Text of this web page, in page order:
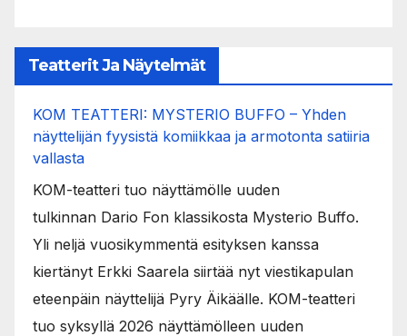
Teatterit Ja Näytelmät
KOM TEATTERI: MYSTERIO BUFFO – Yhden
näyttelijän fyysistä komiikkaa ja armotonta satiiria
vallasta
KOM-teatteri tuo näyttämölle uuden
tulkinnan Dario Fon klassikosta Mysterio Buffo.
Yli neljä vuosikymmentä esityksen kanssa
kiertänyt Erkki Saarela siirtää nyt viestikapulan
eteenpäin näyttelijä Pyry Äikäälle. KOM-teatteri
tuo syksyllä 2026 näyttämölleen uuden